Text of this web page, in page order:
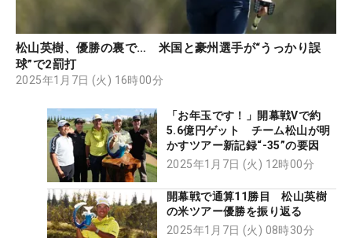
松山英樹、優勝の裏で… 米国と豪州選手が“うっかり誤
球”で2罰打
2025年1月7日 (火) 16時00分
「お年玉です！」開幕戦Vで約
5.6億円ゲット チーム松山が明
かすツアー新記録“-35”の要因
2025年1月7日 (火) 12時00分
開幕戦で通算11勝目 松山英樹
の米ツアー優勝を振り返る
2025年1月7日 (火) 08時30分